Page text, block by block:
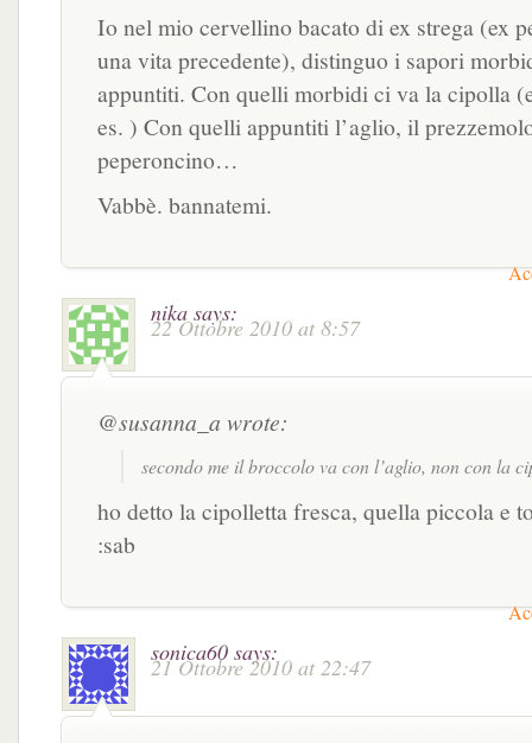
Io nel mio cervellino bacato di ex strega (ex
una vita precedente), distinguo i sapori
appuntiti. Con quelli morbidi ci va la cipolla
es. ) Con quelli appuntiti l’aglio, il
peperoncino…
Vabbè. bannatemi.
nika says:
22 Ottobre 2010 at 8:57
@susanna_a wrote:
secondo me il broccolo va con l’aglio, non con la
ho detto la cipolletta fresca, quella piccola e
:sab
sonica60 says:
21 Ottobre 2010 at 22:47